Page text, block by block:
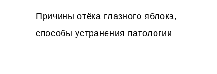
Причины отёка глазного яблока,
способы устранения патологии